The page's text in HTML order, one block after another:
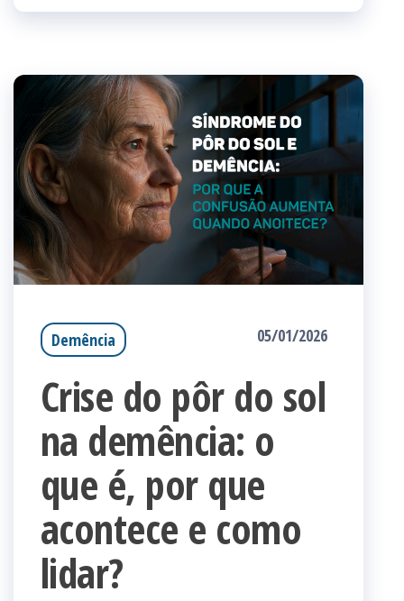
Demência 05/01/2026
Crise do pôr do sol
na demência: o
que é, por que
acontece e como
lidar?